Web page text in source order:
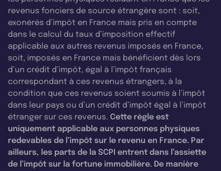
revenus fonciers de source étrangère sont : soit,
exonérés d’impôt en France mais pris en compte
dans le calcul du taux d’imposition effectif
applicable aux autres revenus imposés en France,
soit, imposés en France mais bénéficient dès lors
d’un crédit d’impôt, égal à l’impôt français
correspondant à ces revenus étrangers, à la
condition que ces revenus soient soumis à l’impôt
dans leur pays ou d’un crédit d’impôt égal à l’impôt
étranger sur ces revenus. Cette règle est
uniquement applicable aux personnes physiques
redevables de l’impôt sur le revenu en France. Par
ailleurs, les parts de la SCPI entrent dans l’assiette
de l’impôt sur la fortune immobilière. De manière